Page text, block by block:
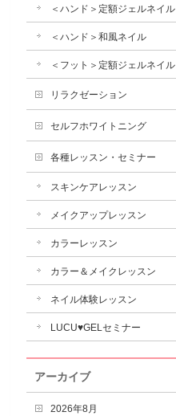
＜ハンド＞定額ジェルネイル
＜ハンド＞和風ネイル
＜フット＞定額ジェルネイル
リラクゼーション
セルフホワイトニング
各種レッスン・セミナー
スキンケアレッスン
メイクアップレッスン
カラーレッスン
カラー＆メイクレッスン
ネイル体験レッスン
LUCU♥GELセミナー
アーカイブ
2026年8月